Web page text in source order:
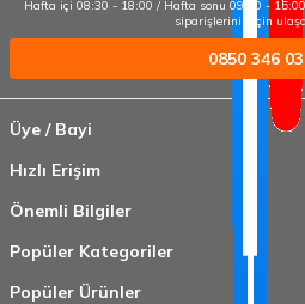
Hafta içi 08:30 - 18:00 / Hafta sonu 09:00 -
siparişleriniz için
0850 346
Üye / Bayi
Hızlı Erişim
Önemli Bilgiler
Popüler Kategoriler
Popüler Ürünler